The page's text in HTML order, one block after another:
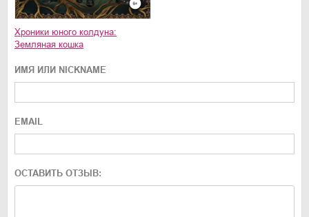
Хроники юного колдуна:
Земляная кошка
ИМЯ ИЛИ NICKNAME
EMAIL
ОСТАВИТЬ ОТЗЫВ: